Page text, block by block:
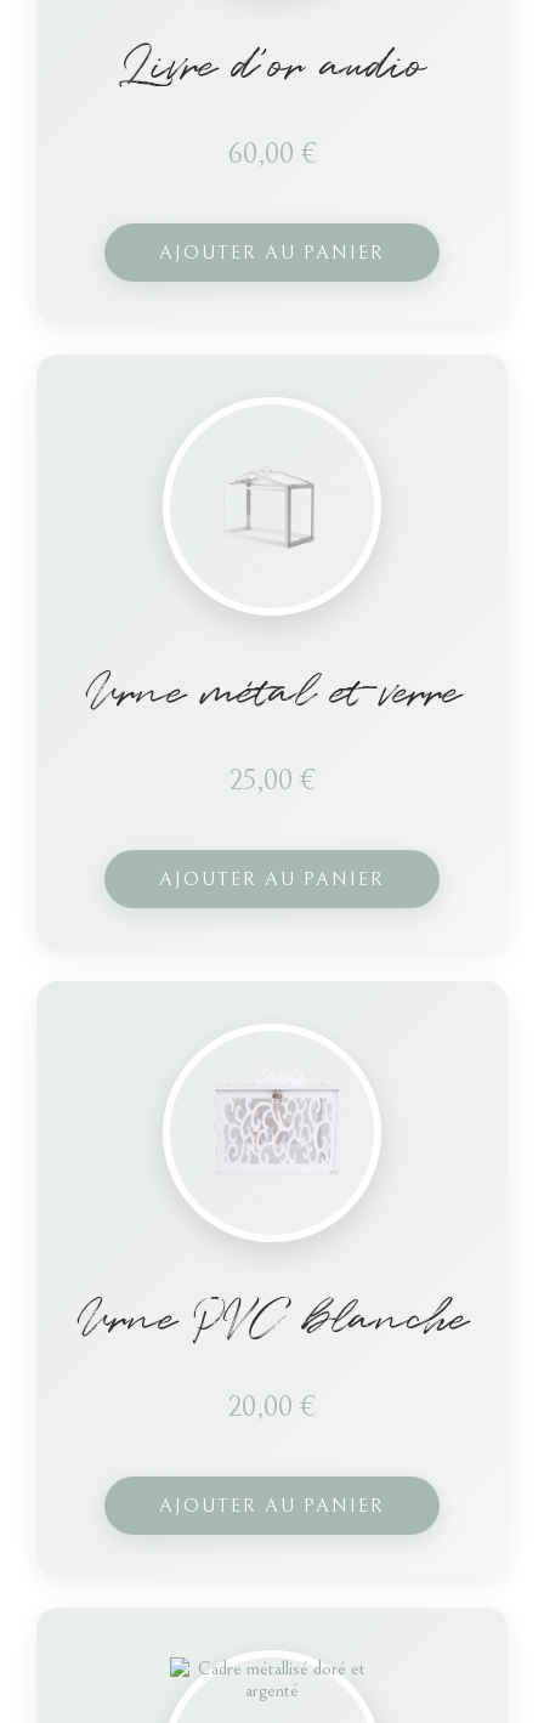
Livre d’or audio
60,00 €
AJOUTER AU PANIER
Urne métal et verre
25,00 €
AJOUTER AU PANIER
Urne PVC blanche
20,00 €
AJOUTER AU PANIER